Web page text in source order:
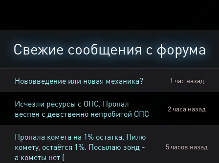
Свежие сообщения с форума
Нововведение или новая механика? 1 час назад
Исчезли ресурсы с ОПС, Пропал
веспен с девственно непробитой ОПС
2 часа назад
Пропала комета на 1% остатка, Пилю
комету, остаётся 1%. Посылаю зонд -
а кометы нет (
5 часов назад